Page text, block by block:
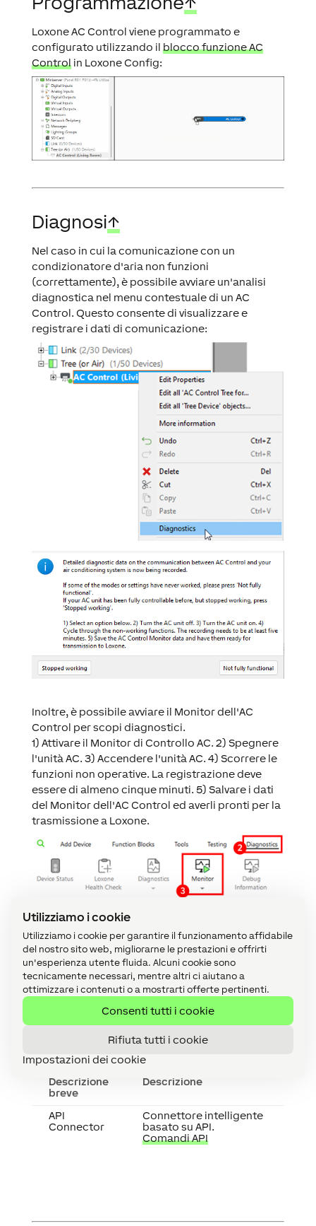
Utilizziamo i cookie
Utilizziamo i cookie per garantire il funzionamento affidabile
del nostro sito web, migliorarne le prestazioni e offrirti
un'esperienza utente fluida. Alcuni cookie sono
tecnicamente necessari, mentre altri ci aiutano a
ottimizzare i contenuti o a mostrarti offerte pertinenti.
Consenti tutti i cookie
Rifiuta tutti i cookie
Impostazioni dei cookie
Loxone AC Control viene programmato e
configurato utilizzando il blocco funzione AC
Controlin Loxone Config:
Diagnosi↑
Nel caso in cui la comunicazione con un
condizionatore d'aria non funzioni
(correttamente), è possibile avviare un'analisi
diagnostica nel menu contestuale di un AC
Control. Questo consente di visualizzare e
registrare i dati di comunicazione:
Inoltre, è possibile avviare il Monitor dell'AC
Control per scopi diagnostici.
1) Attivare il Monitor di Controllo AC. 2) Spegnere
l'unità AC. 3) Accendere l'unità AC. 4) Scorrere le
funzioni non operative. La registrazione deve
essere di almeno cinque minuti. 5) Salvare i dati
del Monitor dell'AC Control ed averli pronti per la
trasmissione a Loxone.
Attuatori↑
Descrizione
breve
Descrizione
API
Connector
Connettore intelligente
basato su API.
Comandi API